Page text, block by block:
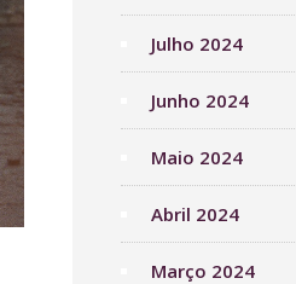
Julho 2024
Junho 2024
Maio 2024
Abril 2024
Março 2024